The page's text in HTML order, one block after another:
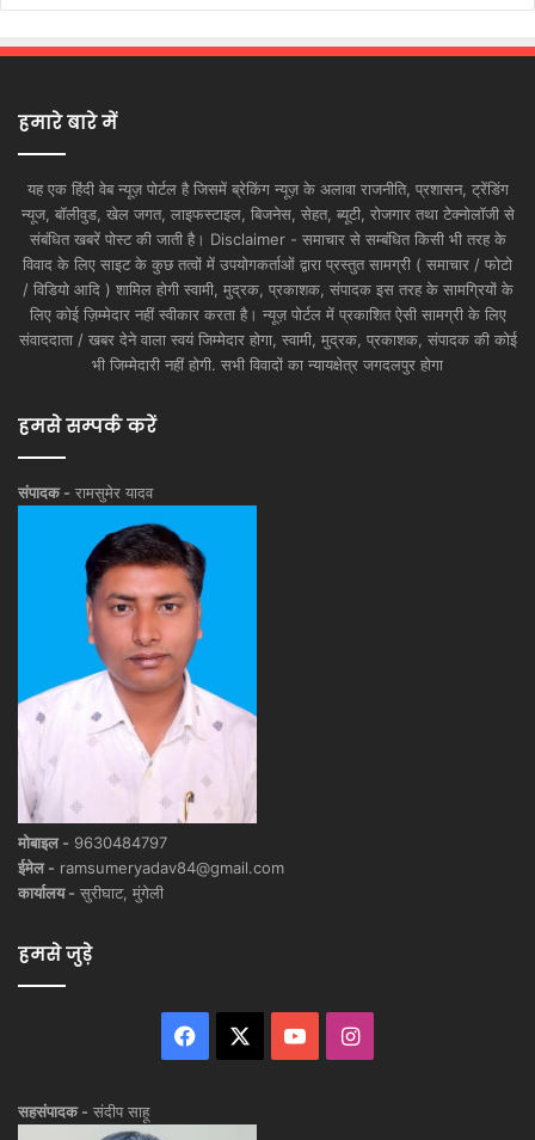
हमारे बारे में
यह एक हिंदी वेब न्यूज़ पोर्टल है जिसमें ब्रेकिंग न्यूज़ के अलावा राजनीति, प्रशासन, ट्रेंडिंग
न्यूज, बॉलीवुड, खेल जगत, लाइफस्टाइल, बिजनेस, सेहत, ब्यूटी, रोजगार तथा टेक्नोलॉजी से
संबंधित खबरें पोस्ट की जाती है। Disclaimer - समाचार से सम्बंधित किसी भी तरह के
विवाद के लिए साइट के कुछ तत्वों में उपयोगकर्ताओं द्वारा प्रस्तुत सामग्री ( समाचार / फोटो
/ विडियो आदि ) शामिल होगी स्वामी, मुद्रक, प्रकाशक, संपादक इस तरह के सामग्रियों के
लिए कोई ज़िम्मेदार नहीं स्वीकार करता है। न्यूज़ पोर्टल में प्रकाशित ऐसी सामग्री के लिए
संवाददाता / खबर देने वाला स्वयं जिम्मेदार होगा, स्वामी, मुद्रक, प्रकाशक, संपादक की कोई
भी जिम्मेदारी नहीं होगी. सभी विवादों का न्यायक्षेत्र जगदलपुर होगा
हमसे सम्पर्क करें
संपादक - रामसुमेर यादव
मोबाइल - 9630484797
ईमेल - ramsumeryadav84@gmail.com
कार्यालय - सुरीघाट, मुंगेली
हमसे जुड़े
Facebook YouTubeInstagram
सहसंपादक - संदीप साहू